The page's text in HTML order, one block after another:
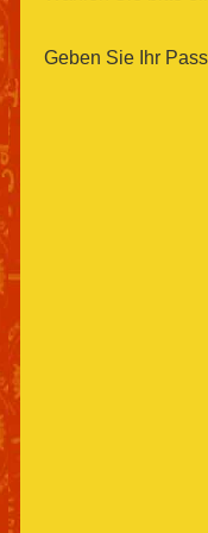
Geben Sie Ihr